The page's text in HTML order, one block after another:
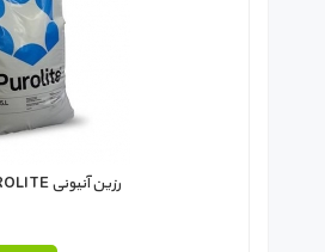
رزین آنیونی PUROLITE مدل A400